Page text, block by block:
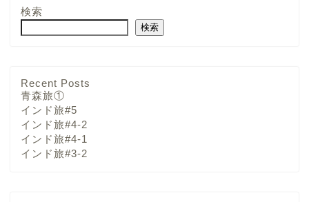
検索
検索
Recent Posts
青森旅①
インド旅#5
インド旅#4-2
インド旅#4-1
インド旅#3-2